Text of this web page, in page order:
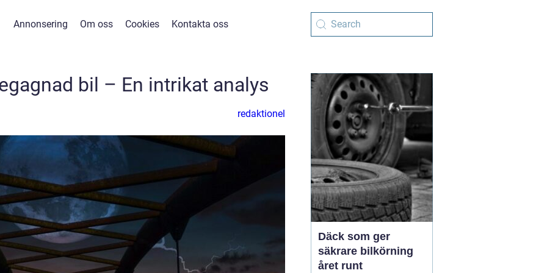
Annonsering Om oss Cookies Kontakta oss
bil – En intrikat analys
redaktionel
Däck som ger
säkrare bilkörning
året runt